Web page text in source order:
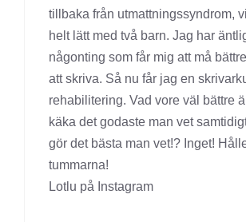
tillbaka från utmattningssyndrom,
helt lätt med två barn. Jag har
någonting som får mig att må
att skriva. Så nu får jag en
rehabilitering. Vad vore väl bättre
käka det godaste man vet
gör det bästa man vet!? Inget!
tummarna!
Lotlu på Instagram